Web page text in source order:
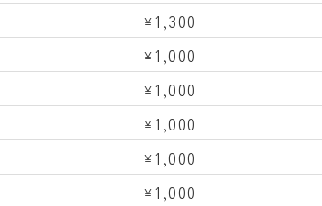
¥1,300
¥1,000
¥1,000
¥1,000
¥1,000
¥1,000